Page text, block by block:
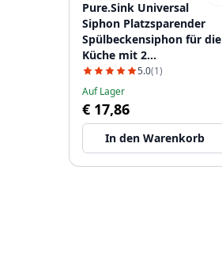
Pure.Sink Universal
Siphon Platzsparender
Spülbeckensiphon für die
Küche mit 2
Geschirrspüleranschlüssen
WSTSSI-32
5.0(1)
Auf Lager
€ 17,86
In den Warenkorb